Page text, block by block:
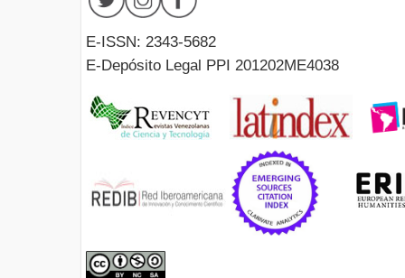
E-ISSN: 2343-5682
E-Depósito Legal PPI 201202ME4038